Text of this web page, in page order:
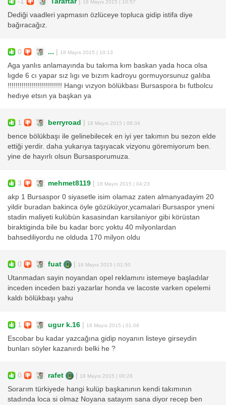
18 Mayıs 2015 | 10:57
Dediği vaadleri yapmasın özlüceye topluca gidip istifa diye
bağıracağız.
0 ... 18 Mayıs 2015 | 10:13
Aga yanlıs anlamayında bu takıma kım baskan yada hoca olsa
lıgde 6 cı yapar sız lıgı ve bızım kadroyu gormuyorsunuz galıba
!!!!!!!!!!!!!!!!!!!!!!!!!!! Hangı vızyon bölükbası Bursaspora bı futbolcu
hedıye etsın ya başkan ya
1 berryroad 18 Mayıs 2015 | 08:34
bence bölükbaşı ile gelinebilecek en iyi yer takımın bu sezon elde
ettiği yerdir. daha yukarıya taşıyacak vizyonu göremiyorum ben.
yine de hayırlı olsun Bursasporumuza.
3 mehmet8119 18 Mayıs 2015 | 04:23
akp 1 Bursaspor 0 siyasetle isim olamaz zaten almanyadayim 20
yildir buradan bakinca öyle gözüküyor,ycamalari Bursaspor yneni
stadin maliyeti kulübün kasasindan karsilaniyor gibi körüstan
biraktiginda bile bu kadar borc yoktu 40 milyonlardan
bahsediliyordu ne olduda 170 milyon oldu
0 fuat 18 Mayıs 2015 | 01:50
Utanmadan sayin noyandan opel reklamını istemeye başladılar
inceden inceden bazi yazarlar honda ve lacoste varken opelemi
kaldı bölükbaşı yahu
1 ugur k.16 18 Mayıs 2015 | 01:08
Escobar bu kadar yazcağına gidip noyanın listeye girseydin
bunları söyler kazanırdı belki he ?
0 rafet 18 Mayıs 2015 | 00:28
Sorarım türkiyede hangi kulüp başkanının kendi takımının
stadında loca si olmaz Noyana satayım sana diyor recep ben